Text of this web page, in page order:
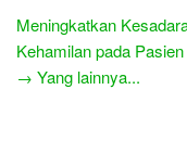
Meningkatkan
Kehamilan pada
→ Yang lainnya...